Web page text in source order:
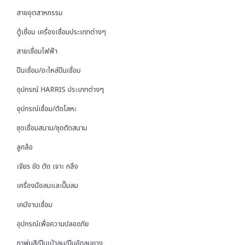
สายอุตสาหกรรม
ตู้เชื่อม เครื่องเชื่อมประเภทต่างๆ
สายเชื่อมไฟฟ้า
ปืนเชื่อม/อะไหล่ปืนเชื่อม
อุปกรณ์ HARRIS ประเภทต่างๆ
อุปกรณ์เชื่อม/ตัดโลหะ
ชุดเชื่อมสนาม/ชุดตัดสนาม
ลูกล้อ
เจียร ขัด ตัด เจาะ กลึง
เครื่องมือลมและปั๊มลม
เคมีงานเชื่อม
อุปกรณ์เพื่อความปลอดภัย